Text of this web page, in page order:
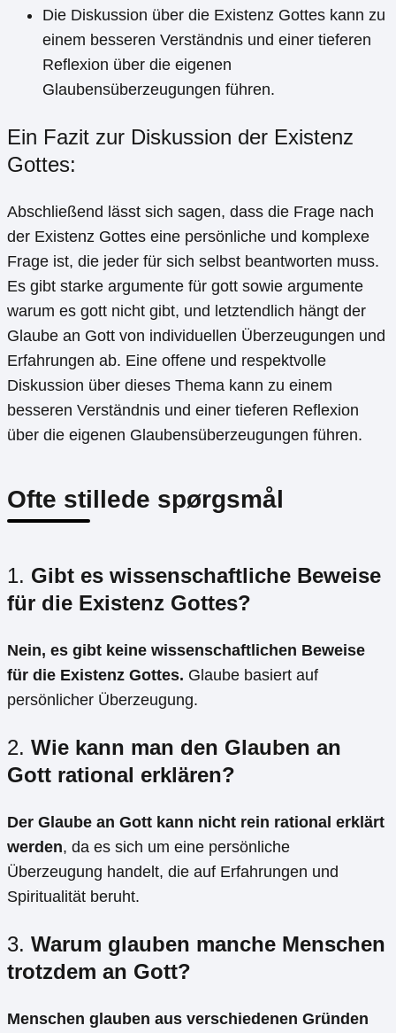
Die Diskussion über die Existenz Gottes kann zu
einem besseren Verständnis und einer tieferen
Reflexion über die eigenen
Glaubensüberzeugungen führen.
Ein Fazit zur Diskussion der Existenz
Gottes:
Abschließend lässt sich sagen, dass die Frage nach
der Existenz Gottes eine persönliche und komplexe
Frage ist, die jeder für sich selbst beantworten muss.
Es gibt starke argumente für gott sowie argumente
warum es gott nicht gibt, und letztendlich hängt der
Glaube an Gott von individuellen Überzeugungen und
Erfahrungen ab. Eine offene und respektvolle
Diskussion über dieses Thema kann zu einem
besseren Verständnis und einer tieferen Reflexion
über die eigenen Glaubensüberzeugungen führen.
Ofte stillede spørgsmål
1. Gibt es wissenschaftliche Beweise
für die Existenz Gottes?
Nein, es gibt keine wissenschaftlichen Beweise
für die Existenz Gottes. Glaube basiert auf
persönlicher Überzeugung.
2. Wie kann man den Glauben an
Gott rational erklären?
Der Glaube an Gott kann nicht rein rational erklärt
werden, da es sich um eine persönliche
Überzeugung handelt, die auf Erfahrungen und
Spiritualität beruht.
3. Warum glauben manche Menschen
trotzdem an Gott?
Menschen glauben aus verschiedenen Gründen